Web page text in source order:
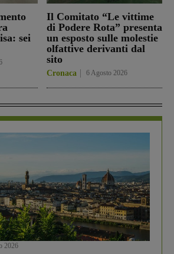
sei
Il Comitato “Le vittime
di Podere Rota” presenta
un esposto sulle molestie
olfattive derivanti dal
sito
Cronaca 6 Agosto 2026
2026